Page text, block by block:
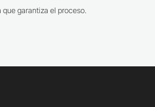
garantiza el proceso.